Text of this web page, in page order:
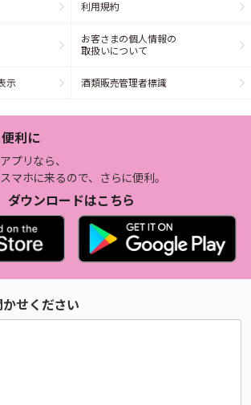
利用規約
お客さまの個人情報の
取扱いについて
示 酒類販売管理者標識
利に
プリなら、
マホに来るので、さらに便利。
ダウンロードはこちら
せください